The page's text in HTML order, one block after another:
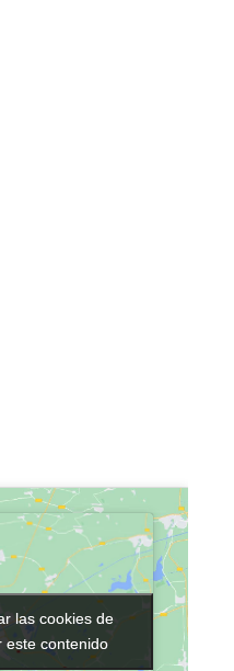
las cookies de
este contenido
las cookies de
este contenido